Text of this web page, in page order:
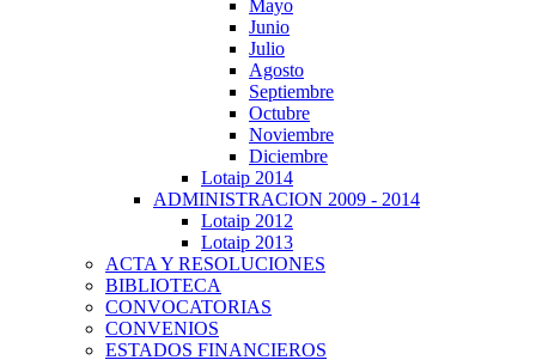
Mayo
Junio
Julio
Agosto
Septiembre
Octubre
Noviembre
Diciembre
Lotaip 2014
ADMINISTRACION 2009 - 2014
Lotaip 2012
Lotaip 2013
ACTA Y RESOLUCIONES
BIBLIOTECA
CONVOCATORIAS
CONVENIOS
ESTADOS FINANCIEROS